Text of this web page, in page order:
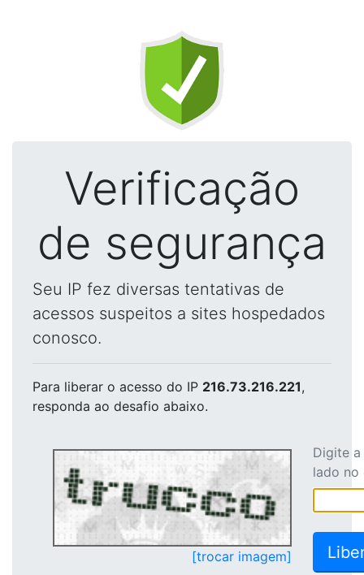
Verificação
de segurança
Seu IP fez diversas tentativas de
acessos suspeitos a sites hospedados
conosco.
Para liberar o acesso do IP 216.73.216.221,
responda ao desafio abaixo.
[trocar imagem]
Digite
lado no